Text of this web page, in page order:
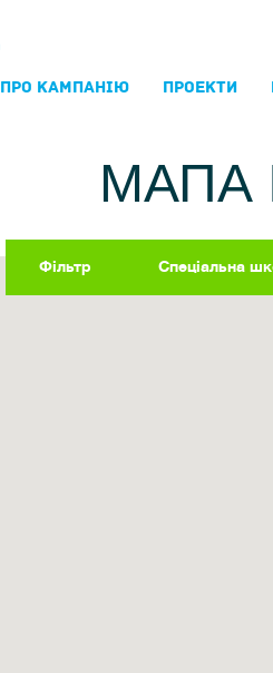
ПРО КАМПАНIЮ ПРОЕКТИ
МАПА
Фільтр Спеціальна